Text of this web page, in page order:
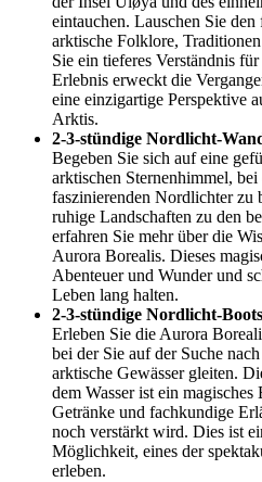
eintauchen. Lauschen Sie
arktische Folklore,
Sie ein tieferes Verständnis
Erlebnis erweckt die
eine einzigartige Perspektive
Arktis.
2-3-stündige Nordlicht-
Begeben Sie sich auf eine
arktischen Sternenhimmel,
faszinierenden Nordlichter zu
ruhige Landschaften zu den
erfahren Sie mehr über die
Aurora Borealis. Dieses
Abenteuer und Wunder und
Leben lang halten.
2-3-stündige Nordlicht-
Erleben Sie die Aurora
bei der Sie auf der Suche
arktische Gewässer gleiten.
dem Wasser ist ein
Getränke und fachkundige
noch verstärkt wird. Dies ist
Möglichkeit, eines der
erleben.